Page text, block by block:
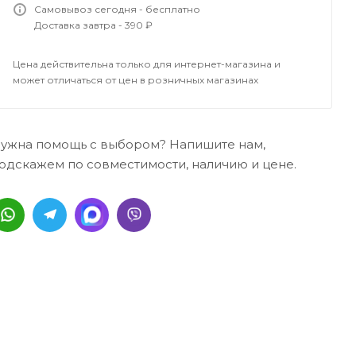
Самовывоз сегодня - бесплатно
Доставка завтра - 390 ₽
Цена действительна только для интернет-магазина и
может отличаться от цен в розничных магазинах
помощь с выбором? Напишите нам,
по совместимости, наличию и цене.